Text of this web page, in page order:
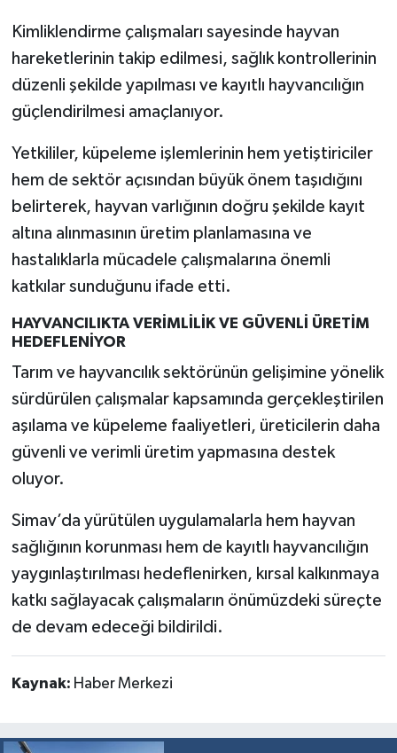
Kimliklendirme çalışmaları sayesinde hayvan
hareketlerinin takip edilmesi, sağlık kontrollerinin
düzenli şekilde yapılması ve kayıtlı hayvancılığın
güçlendirilmesi amaçlanıyor.
Yetkililer, küpeleme işlemlerinin hem yetiştiriciler
hem de sektör açısından büyük önem taşıdığını
belirterek, hayvan varlığının doğru şekilde kayıt
altına alınmasının üretim planlamasına ve
hastalıklarla mücadele çalışmalarına önemli
katkılar sunduğunu ifade etti.
HAYVANCILIKTA VERİMLİLİK VE GÜVENLİ ÜRETİM
HEDEFLENİYOR
Tarım ve hayvancılık sektörünün gelişimine yönelik
sürdürülen çalışmalar kapsamında gerçekleştirilen
aşılama ve küpeleme faaliyetleri, üreticilerin daha
güvenli ve verimli üretim yapmasına destek
oluyor.
Simav’da yürütülen uygulamalarla hem hayvan
sağlığının korunması hem de kayıtlı hayvancılığın
yaygınlaştırılması hedeflenirken, kırsal kalkınmaya
katkı sağlayacak çalışmaların önümüzdeki süreçte
de devam edeceği bildirildi.
Kaynak: Haber Merkezi